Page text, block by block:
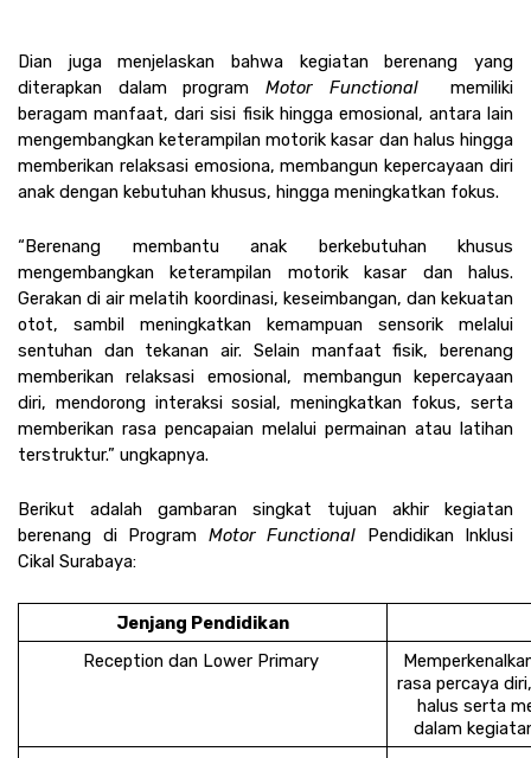
Dian juga menjelaskan bahwa kegiatan berenang yang
diterapkan dalam program Motor Functional
memiliki
beragam manfaat, dari sisi fisik hingga emosional, antara lain
mengembangkan keterampilan motorik kasar dan halus hingga
memberikan relaksasi emosiona, membangun kepercayaan diri
anak dengan kebutuhan khusus, hingga meningkatkan fokus.
“Berenang membantu anak berkebutuhan khusus
mengembangkan keterampilan motorik kasar dan halus.
Gerakan di air melatih koordinasi, keseimbangan, dan kekuatan
otot, sambil meningkatkan kemampuan sensorik melalui
sentuhan dan tekanan air. Selain manfaat fisik, berenang
memberikan relaksasi emosional, membangun kepercayaan
diri, mendorong interaksi sosial, meningkatkan fokus, serta
memberikan rasa pencapaian melalui permainan atau latihan
terstruktur.” ungkapnya.
Berikut adalah gambaran singkat tujuan akhir kegiatan
berenang di Program Motor Functional Pendidikan Inklusi
Cikal Surabaya:
Jenjang Pendidikan
Reception dan Lower Primary
rasa percaya
halus serta
dalam